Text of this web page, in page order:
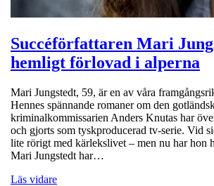
Succéförfattaren Mari
hemligt förlovad i alperna
Mari Jungstedt, 59, är en av våra
Hennes spännande romaner om den
kriminalkommissarien Anders Knutas har
och gjorts som tyskproducerad tv-serie. Vid
lite rörigt med kärlekslivet – men nu har hon
Mari Jungstedt har…
Läs vidare